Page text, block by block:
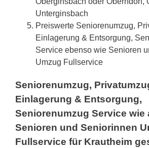
Unterginsbach
Preiswerte Seniorenumzug,
Einlagerung & Entsorgung,
Service ebenso wie Senioren
Umzug Fullservice
Seniorenumzug,
Einlagerung & Entsorgung,
Seniorenumzug Service wie
Senioren und Seniorinnen
Fullservice für Krautheim